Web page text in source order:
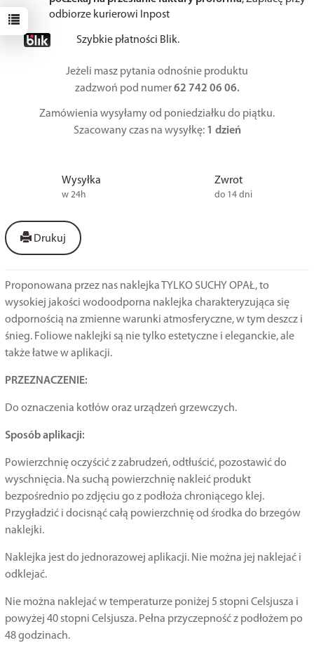
odbiorze kurierowi Inpost
Szybkie płatności Blik.
Jeżeli masz pytania odnośnie produktu
zadzwoń pod numer62 742 06 06.
Zamówienia wysyłamy od poniedziałku do piątku.
Szacowany czas na wysyłkę: 1 dzień
Wysyłka
w 24h
Zwrot
do 14 dni
Drukuj
Proponowana przez nas naklejka TYLKO SUCHY OPAŁ, to
wysokiej jakości wodoodporna naklejka charakteryzująca się
odpornością na zmienne warunki atmosferyczne, w tym deszcz i
śnieg. Foliowe naklejki są nie tylko estetyczne i eleganckie, ale
także łatwe w aplikacji.
PRZEZNACZENIE:
Do oznaczenia kotłów oraz urządzeń grzewczych.
Sposób aplikacji:
Powierzchnię oczyścić z zabrudzeń, odtłuścić, pozostawić do
wyschnięcia. Na suchą powierzchnię nakleić produkt
bezpośrednio po zdjęciu go z podłoża chroniącego klej.
Przygładzić i docisnąć całą powierzchnię od środka do brzegów
naklejki.
Naklejka jest do jednorazowej aplikacji. Nie można jej naklejać i
odklejać.
Nie można naklejać w temperaturze poniżej 5 stopni Celsjusza i
powyżej 40 stopni Celsjusza. Pełna przyczepność z podłożem po
48 godzinach.